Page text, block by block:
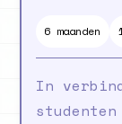
6 maanden
In